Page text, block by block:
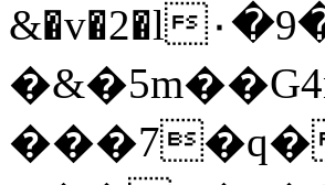
&�v�2�l٠�9�=��j�-�����&z�!}
���7�q�